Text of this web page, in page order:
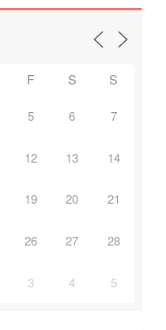
F S S
5 6 7
12 13 14
19 20 21
26 27 28
3 4 5